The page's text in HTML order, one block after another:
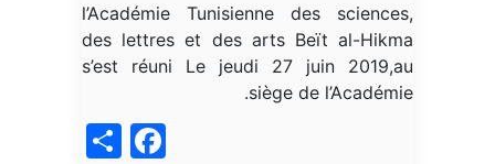
l’Académie Tunisienne des sciences,
des lettres et des arts Beït al-Hikma
s’est réuni Le jeudi 27 juin 2019,au
siège de l’Académie.